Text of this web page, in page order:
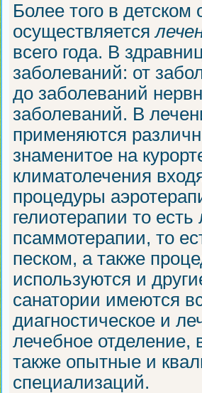
Более того в
осуществляется
всего года. В
заболеваний: от
до заболеваний
заболеваний. В
применяются
знаменитое на
климатолечения
процедуры
гелиотерапии то
псаммотерапии, то
песком, а также
используются и
санатории имеются
диагностическое и
лечебное
также опытные и
специализаций.